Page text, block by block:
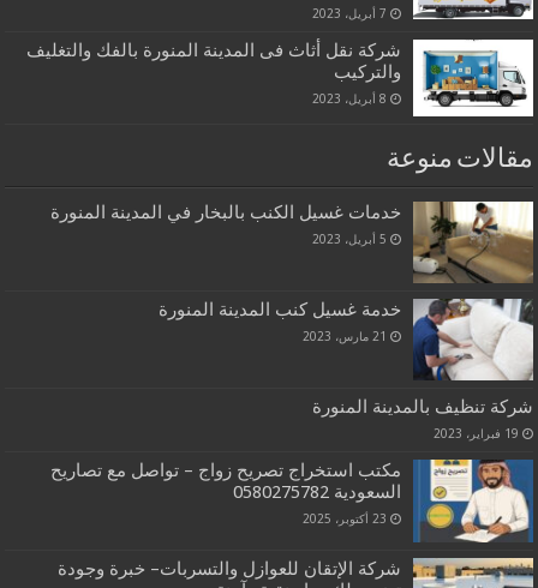
7 أبريل، 2023
شركة نقل أثاث فى المدينة المنورة بالفك والتغليف
والتركيب
8 أبريل، 2023
مقالات منوعة
خدمات غسيل الكنب بالبخار في المدينة المنورة
5 أبريل، 2023
خدمة غسيل كنب المدينة المنورة
21 مارس، 2023
شركة تنظيف بالمدينة المنورة
19 فبراير، 2023
مكتب استخراج تصريح زواج – تواصل مع تصاريح
السعودية‎0580275782 ‎‏ ‏
23 أكتوبر، 2025
شركة الإتقان للعوازل والتسربات– خبرة وجودة